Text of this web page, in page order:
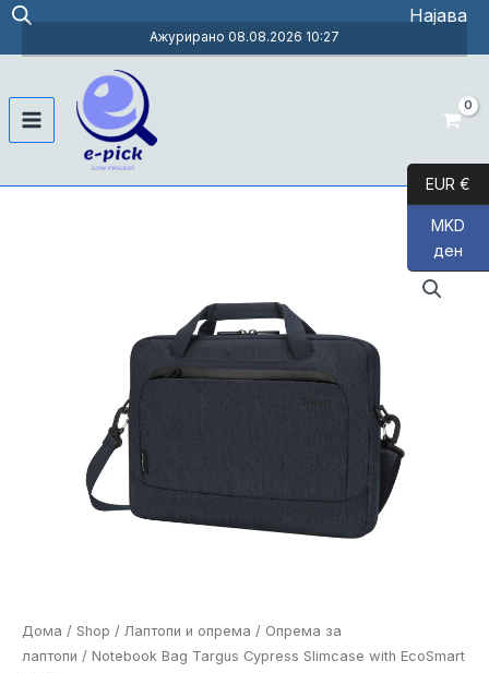
Skip
content
Најава
Ажурирано 08.08.2026 10:27
Main
Дома / Shop / Лаптопи и опрема / Опрема за
лаптопи / Notebook Bag Targus Cypress Slimcase with EcoSmart
EUR €
MKD
ден